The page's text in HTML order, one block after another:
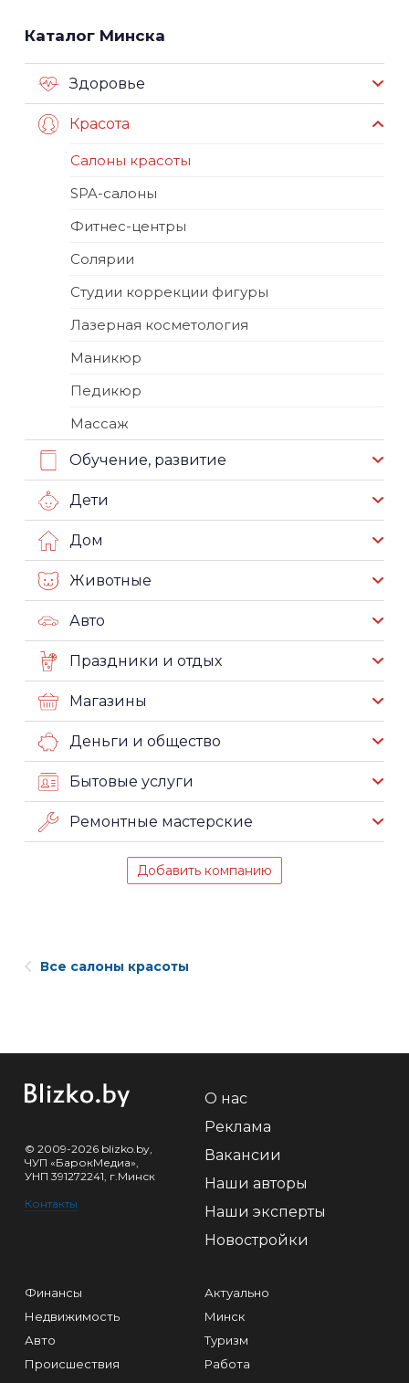
Каталог Минска
Здоровье
Красота
Салоны красоты
SPA-салоны
Фитнес-центры
Солярии
Студии коррекции фигуры
Лазерная косметология
Маникюр
Педикюр
Массаж
Обучение, развитие
Дети
Дом
Животные
Авто
Праздники и отдых
Магазины
Деньги и общество
Бытовые услуги
Ремонтные мастерские
Добавить компанию
Все салоны красоты
© 2009-2026 blizko.by,
ЧУП «БарокМедиа»,
УНП 391272241, г.Минск
Контакты
О нас
Реклама
Вакансии
Наши авторы
Наши эксперты
Новостройки
Финансы
Недвижимость
Авто
Происшествия
Актуально
Минск
Туризм
Работа